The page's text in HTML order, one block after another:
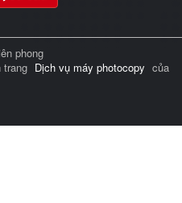
phong
trang Dịch vụ máy photocopy của